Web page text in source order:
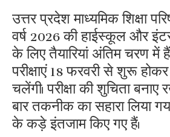
उत्तर प्रदेश माध्यमिक शिक्षा
वर्ष 2026 की हाईस्कूल और
के लिए तैयारियां अंतिम चरण में
परीक्षाएं 18 फरवरी से शुरू
चलेंगी। परीक्षा की शुचिता
बार तकनीक का सहारा लिया
के कड़े इंतजाम किए गए हैं।